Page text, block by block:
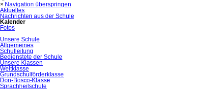
× Navigation überspringen
Aktuelles
Nachrichten aus der Schule
Kalender
Fotos
Unsere Schule
Allgemeines
Schulleitung
Bedienstete der Schule
Unsere Klassen
Weltklasse
Grundschulförderklasse
Don-Bosco-Klasse
Sprachheilschule